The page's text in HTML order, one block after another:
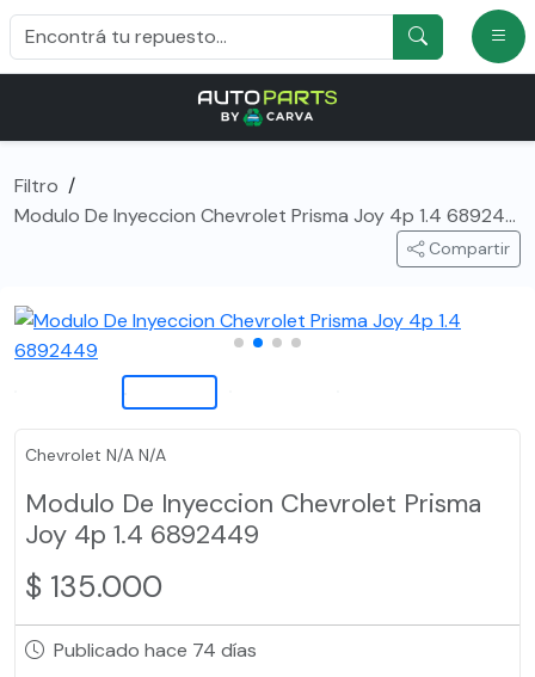
Filtro /
Modulo De Inyeccion Chevrolet Prisma Joy 4p 1.4 6892449
Compartir
Chevrolet N/A N/A
Modulo De Inyeccion Chevrolet Prisma
Joy 4p 1.4 6892449
$ 135.000
Publicado hace 74 días